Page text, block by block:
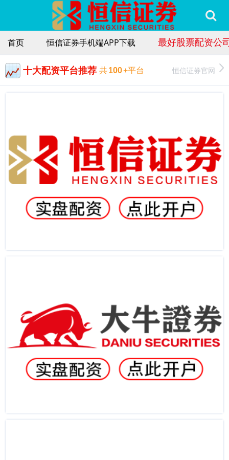
首页 恒信证券手机端APP下载 最好股票配资公
十大配资平台推荐 共100+平台 恒信证券官网